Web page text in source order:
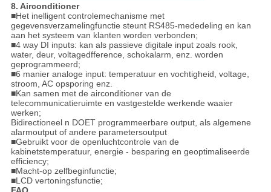
8. Airconditioner
■Het inelligent controlemechanisme met
gegevensverzamelingfunctie steunt RS485-mededeling en kan
aan het systeem van klanten worden verbonden;
■4 way DI inputs: kan als passieve digitale input zoals rook,
water, deur, voltagedfference, schokalarm, enz. worden
geprogrammeerd;
■6 manier analoge input: temperatuur en vochtigheid, voltage,
stroom, AC opsporing enz.
■Kan samen met de airconditioner van de
telecommunicatieruimte en vastgestelde werkende waaier
werken;
Bidirectioneel n DOET programmeerbare output, als algemene
alarmoutput of andere parametersoutput
■Gebruikt voor de openluchtcontrole van de
kabinetstemperatuur, energie - besparing en geoptimaliseerde
efficiency;
■Macht-op zelfbeginfunctie;
■LCD vertoningsfunctie;